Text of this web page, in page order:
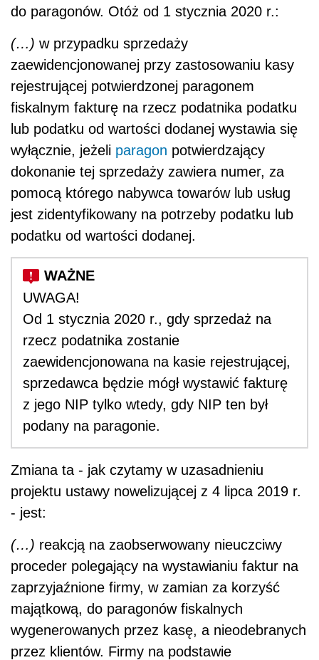
do paragonów. Otóż od 1 stycznia 2020 r.:
(…) w przypadku sprzedaży
zaewidencjonowanej przy zastosowaniu kasy
rejestrującej potwierdzonej paragonem
fiskalnym fakturę na rzecz podatnika podatku
lub podatku od wartości dodanej wystawia się
wyłącznie, jeżeli paragon potwierdzający
dokonanie tej sprzedaży zawiera numer, za
pomocą którego nabywca towarów lub usług
jest zidentyfikowany na potrzeby podatku lub
podatku od wartości dodanej.
UWAGA!
Od 1 stycznia 2020 r., gdy sprzedaż na
rzecz podatnika zostanie
zaewidencjonowana na kasie rejestrującej,
sprzedawca będzie mógł wystawić fakturę
z jego NIP tylko wtedy, gdy NIP ten był
podany na paragonie.
Zmiana ta - jak czytamy w uzasadnieniu
projektu ustawy nowelizującej z 4 lipca 2019 r.
- jest:
(…) reakcją na zaobserwowany nieuczciwy
proceder polegający na wystawianiu faktur na
zaprzyjaźnione firmy, w zamian za korzyść
majątkową, do paragonów fiskalnych
wygenerowanych przez kasę, a nieodebranych
przez klientów. Firmy na podstawie